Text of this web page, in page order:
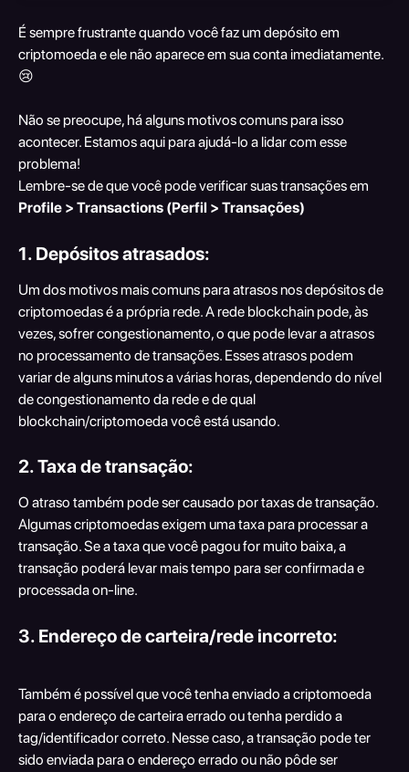
É sempre frustrante quando você faz um depósito em
criptomoeda e ele não aparece em sua conta imediatamente.
😢
Não se preocupe, há alguns motivos comuns para isso
acontecer. Estamos aqui para ajudá-lo a lidar com esse
problema!
Lembre-se de que você pode verificar suas transações em
Profile > Transactions (Perfil > Transações)
1. Depósitos atrasados:
Um dos motivos mais comuns para atrasos nos depósitos de
criptomoedas é a própria rede. A rede blockchain pode, às
vezes, sofrer congestionamento, o que pode levar a atrasos
no processamento de transações. Esses atrasos podem
variar de alguns minutos a várias horas, dependendo do nível
de congestionamento da rede e de qual
blockchain/criptomoeda você está usando.
2. Taxa de transação:
O atraso também pode ser causado por taxas de transação.
Algumas criptomoedas exigem uma taxa para processar a
transação. Se a taxa que você pagou for muito baixa, a
transação poderá levar mais tempo para ser confirmada e
processada on-line.
3. Endereço de carteira/rede incorreto:
Também é possível que você tenha enviado a criptomoeda
para o endereço de carteira errado ou tenha perdido a
tag/identificador correto. Nesse caso, a transação pode ter
sido enviada para o endereço errado ou não pôde ser